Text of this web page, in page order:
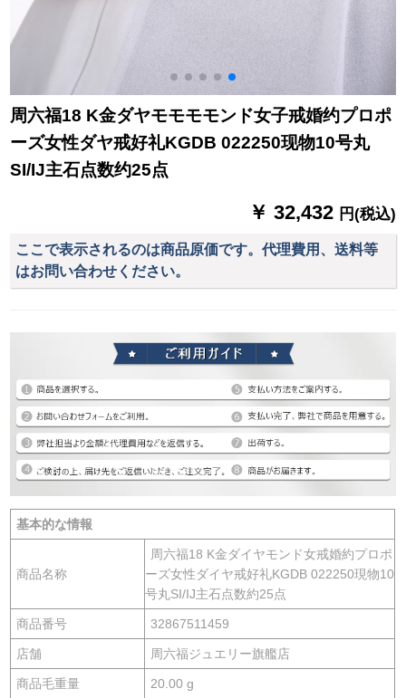
周六福18 K金ダヤモモモモンド女子戒婚约プロポ
ーズ女性ダヤ戒好礼KGDB 022250现物10号丸
SI/IJ主石点数约25点
￥ 32,432 円(税込)
ここで表示されるのは商品原価です。代理費用、送料等
はお問い合わせください。
基本的な情報
商品名称
周六福18 K金ダイヤモンド女戒婚約プロポ
ーズ女性ダイヤ戒好礼KGDB 022250現物10
号丸SI/IJ主石点数約25点
商品番号 32867511459
店舗 周六福ジュエリー旗艦店
商品毛重量 20.00 g